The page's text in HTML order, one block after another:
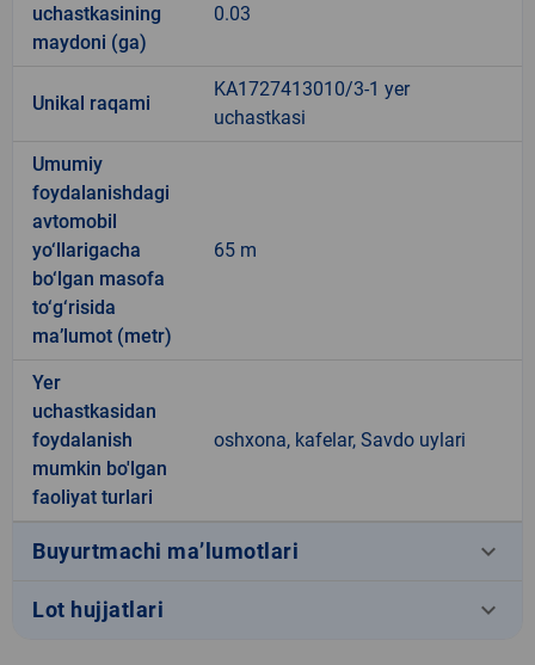
uchastkasining
maydoni (ga)
0.03
Unikal raqami
KA1727413010/3-1 yer
uchastkasi
Umumiy
foydalanishdagi
avtomobil
yo‘llarigacha
bo‘lgan masofa
to‘g‘risida
ma’lumot (metr)
65 m
Yer
uchastkasidan
foydalanish
mumkin bo'lgan
faoliyat turlari
oshxona, kafelar, Savdo uylari
Buyurtmachi ma’lumotlari keyboard_arrow_down
Lot hujjatlari keyboard_arrow_down